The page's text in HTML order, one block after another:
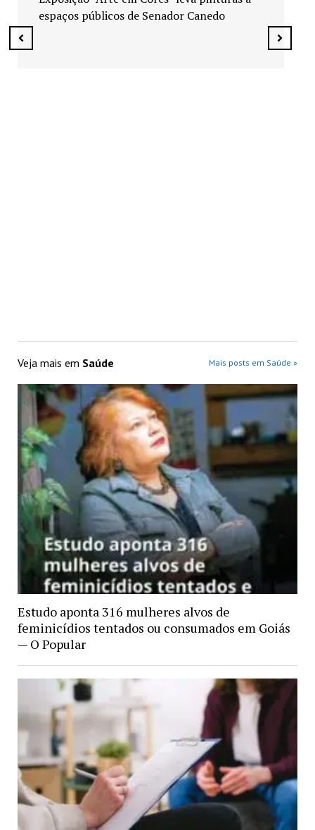
contra a mulher em Senador Canedo
Veja mais em Saúde Mais posts em Saúde »
Estudo aponta 316 mulheres alvos de
feminicídios tentados ou consumados em Goiás
— O Popular